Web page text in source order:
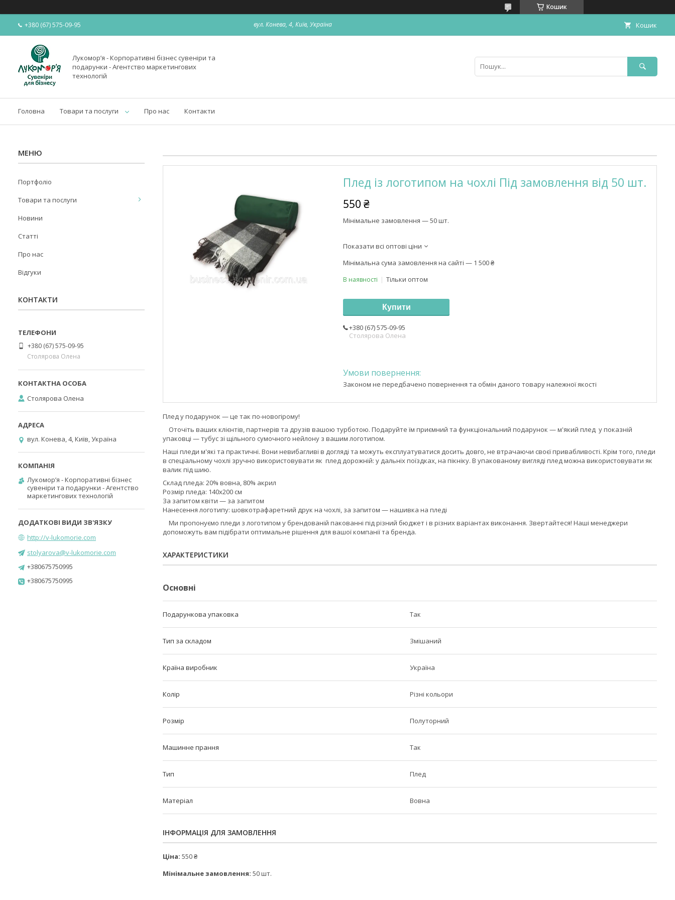
Кошик
+380 (67) 575-09-95 вул. Конева, 4, Київ, Україна Кошик
Лукомор’я - Корпоративні бізнес сувеніри та
подарунки - Агентство маркетингових
технологій
Головна Товари та послуги Про нас Контакти
Плед із логотипом на чохлі Під замовлення від 50 шт.
550 ₴
Мінімальне замовлення — 50 шт.
Показати всі оптові ціни
Мінімальна сума замовлення на сайті — 1 500 ₴
В наявності Тільки оптом
Купити
+380 (67) 575-09-95
Столярова Олена
Законом не передбачено повернення та обмін даного товару належної якості
Плед у подарунок — це так по-новогірому!
Оточіть ваших клієнтів, партнерів та друзів вашою турботою. Подаруйте їм приємний та функціональний подарунок — м'який плед у показній
упаковці — тубус зі щільного сумочного нейлону з вашим логотипом.
Наші пледи м'які та практичні. Вони невибагливі в догляді та можуть експлуатуватися досить довго, не втрачаючи своєї привабливості. Крім того, пледи
в спеціальному чохлі зручно використовувати як плед дорожній: у дальніх поїздках, на пікніку. В упакованому вигляді плед можна використовувати як
валик під шию.
Склад пледа: 20% вовна, 80% акрил
Розмір пледа: 140х200 см
За запитом квіти — за запитом
Нанесення логотипу: шовкотрафаретний друк на чохлі, за запитом — нашивка на пледі
Ми пропонуємо пледи з логотипом у брендованій пакованні під різний бюджет і в різних варіантах виконання. Звертайтеся! Наші менеджери
допоможуть вам підібрати оптимальне рішення для вашої компанії та бренда.
ХАРАКТЕРИСТИКИ
Основні
Подарункова упаковка Так
Тип за складом Змішаний
Країна виробник Україна
Колір Різні кольори
Розмір Полуторний
Машинне прання Так
Тип Плед
Матеріал Вовна
ІНФОРМАЦІЯ ДЛЯ ЗАМОВЛЕННЯ
Ціна: 550 ₴
Мінімальне замовлення: 50 шт.
Портфоліо
Товари та послуги
Новини
Статті
Про нас
Відгуки
КОНТАКТИ
+380 (67) 575-09-95
Столярова Олена
Столярова Олена
вул. Конева, 4, Київ, Україна
Лукомор’я - Корпоративні бізнес
сувеніри та подарунки - Агентство
маркетингових технологій
http://v-lukomorie.com
stolyarova@v-lukomorie.com
+380675750995
+380675750995